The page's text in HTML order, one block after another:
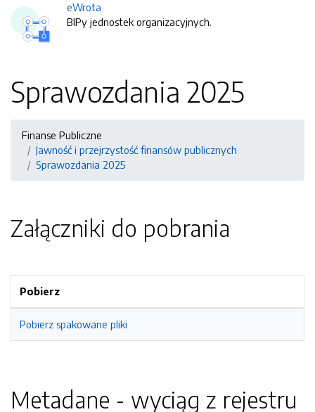
eWrota
BIPy jednostek organizacyjnych.
Sprawozdania 2025
Finanse Publiczne
Jawność i przejrzystość finansów publicznych
Sprawozdania 2025
Załączniki do pobrania
Pobierz
Pobierz spakowane pliki
Metadane - wyciąg z rejestru